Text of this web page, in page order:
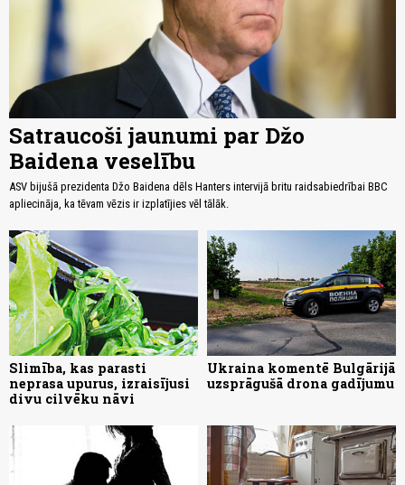
Satraucoši jaunumi par Džo
Baidena veselību
ASV bijušā prezidenta Džo Baidena dēls Hanters intervijā britu raidsabiedrībai BBC
apliecināja, ka tēvam vēzis ir izplatījies vēl tālāk.
Slimība, kas parasti
neprasa upurus, izraisījusi
divu cilvēku nāvi
Ukraina komentē Bulgārijā
uzsprāgušā drona gadījumu